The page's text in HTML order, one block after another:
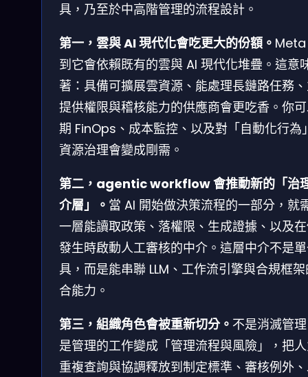
具，乃至於中高階管理的流程設計。
第一，雲與 AI 現代化會吃更大的份額。
到它會依賴既有的雲與 AI 現代化堆疊。這意
著：具備可擴展雲資源、能處理長鏈路任務
提供權限與稽核能力的供應商會更吃香。你
期 FinOps、成本監控、以及對「自動化行為
資源治理會變成剛需。
第二，agentic workflow 會推動新的「治
介層」。 當 AI 開始做決策流程的一部分，就
一層能讀取政策、落權限、生成證據、以及
發生時啟動人工審核的中介。這層中介不是
具，而是能串聯 LLM、工作流引擎與合規框
合能力。
第三，組織角色會被重新切分。 不是消滅管
是管理的工作變成「管理流程與風險」，把
重複查詢與協調釋放到制定標準、審核例外